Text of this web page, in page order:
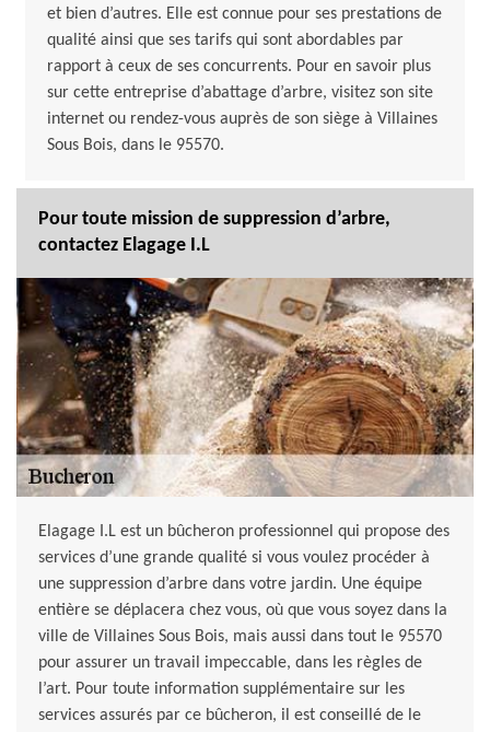
et bien d’autres. Elle est connue pour ses prestations de
qualité ainsi que ses tarifs qui sont abordables par
rapport à ceux de ses concurrents. Pour en savoir plus
sur cette entreprise d’abattage d’arbre, visitez son site
internet ou rendez-vous auprès de son siège à Villaines
Sous Bois, dans le 95570.
Pour toute mission de suppression d’arbre,
contactez Elagage I.L
Elagage I.L est un bûcheron professionnel qui propose des
services d’une grande qualité si vous voulez procéder à
une suppression d’arbre dans votre jardin. Une équipe
entière se déplacera chez vous, où que vous soyez dans la
ville de Villaines Sous Bois, mais aussi dans tout le 95570
pour assurer un travail impeccable, dans les règles de
l’art. Pour toute information supplémentaire sur les
services assurés par ce bûcheron, il est conseillé de le